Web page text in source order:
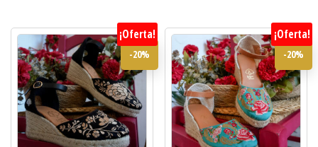
¡Oferta!
-20%
¡Oferta!
-20%